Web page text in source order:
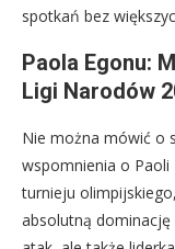
spotkań bez
Paola Egonu:
Ligi Narodów
Nie można mówić o
wspomnienia o Paoli
turnieju
absolutną